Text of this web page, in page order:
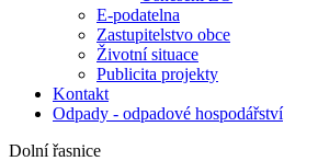
E-podatelna
Zastupitelstvo obce
Životní situace
Publicita projekty
Kontakt
Odpady - odpadové hospodářství
Dolní řasnice